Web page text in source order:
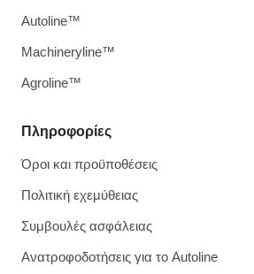
Πληροφορίες
Όροι και προϋποθέσεις
Πολιτική εχεμύθειας
Συμβουλές ασφάλειας
Ανατροφοδοτήσεις για το Autoline
Autoline™
Machineryline™
Agroline™